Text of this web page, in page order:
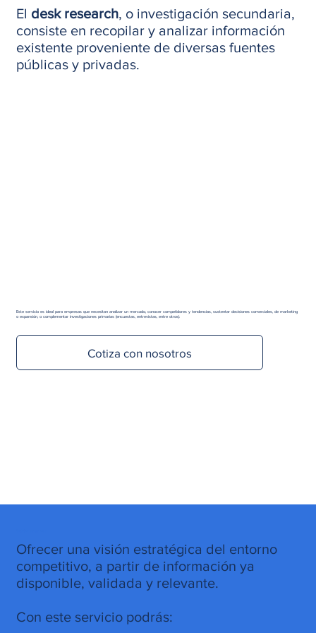
El desk research, o investigación secundaria,
consiste en recopilar y analizar información
existente proveniente de diversas fuentes
públicas y privadas.
Este servicio es ideal para empresas que necesitan analizar un mercado, conocer competidores y tendencias, sustentar decisiones comerciales, de marketing
o expansión, o complementar investigaciones primarias (encuestas, entrevistas, entre otros).
Cotiza con nosotros
Ofrecer una visión estratégica del entorno
competitivo, a partir de información ya
disponible, validada y relevante.
Con este servicio podrás: